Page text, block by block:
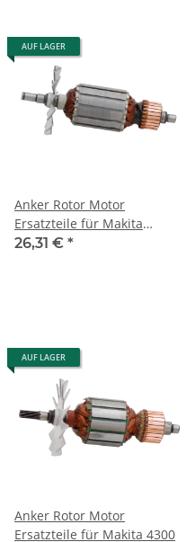
AUF LAGER
Anker Rotor Motor
Ersatzteile für Makita
4100NH
26,31 € *
AUF LAGER
Anker Rotor Motor
Ersatzteile für Makita 4300